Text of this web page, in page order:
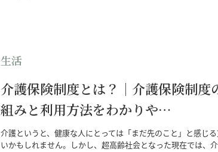
生活
介護保険制度とは？｜介護保険制度
組みと利用方法をわかりや…
介護というと、健康な人にとっては「まだ先のこと」と感じ
いかもしれません。しかし、超高齢社会となった現在では、